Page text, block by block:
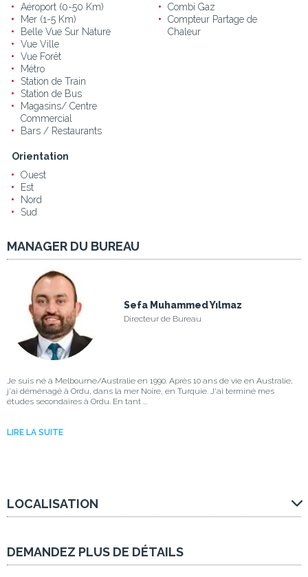
Aéroport (0-50 Km)
Mer (1-5 Km)
Belle Vue Sur Nature
Vue Ville
Vue Forêt
Métro
Station de Train
Station de Bus
Magasins/ Centre
Commercial
Bars / Restaurants
Combi Gaz
Compteur Partage de
Chaleur
Orientation
Ouest
Est
Nord
Sud
MANAGER DU BUREAU
Sefa Muhammed Yılmaz
Directeur de Bureau
Je suis né à Melbourne/Australie en 1990. Après 10 ans de vie en Australie,
j'ai déménagé à Ordu, dans la mer Noire, en Turquie. J'ai terminé mes
études secondaires à Ordu. En tant ...
LIRE LA SUITE
LOCALISATION
DEMANDEZ PLUS DE DÉTAILS